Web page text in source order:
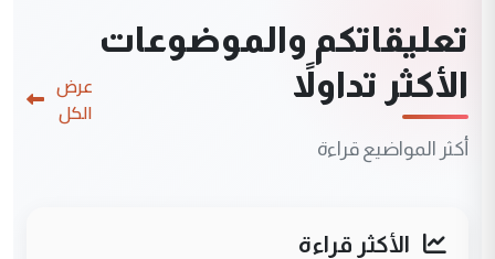
تعليقاتكم والموضوعات
الأكثر تداولاً
أكثر المواضيع قراءة
عرض
الكل
الأكثر قراءة